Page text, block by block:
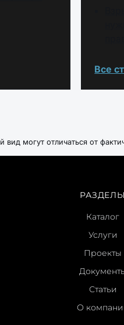
Все
вид могут отличаться от
РАЗДЕЛЫ
Каталог
Услуги
Проекты
Статьи
О